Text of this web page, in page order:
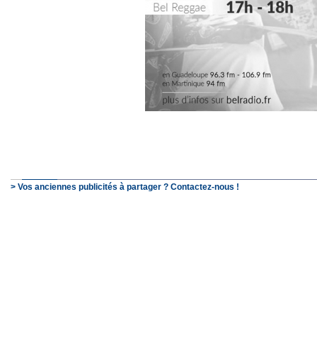
> Vos anciennes publicités à partager ? Contactez-nous !